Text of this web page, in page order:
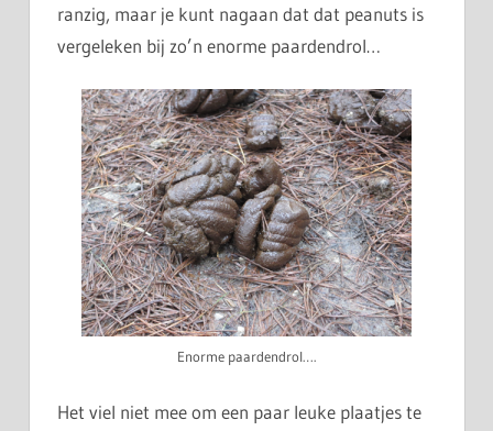
ranzig, maar je kunt nagaan dat dat peanuts is
vergeleken bij zo’n enorme paardendrol…
Enorme paardendrol….
Het viel niet mee om een paar leuke plaatjes te